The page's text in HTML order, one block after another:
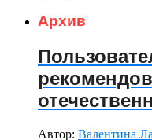
Архив
Автор: Валентина